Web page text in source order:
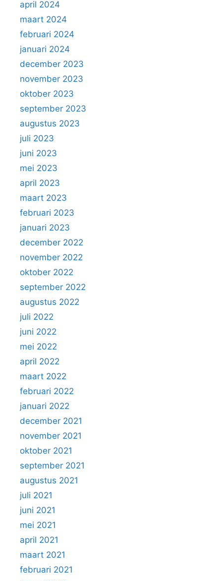
april 2024
maart 2024
februari 2024
januari 2024
december 2023
november 2023
oktober 2023
september 2023
augustus 2023
juli 2023
juni 2023
mei 2023
april 2023
maart 2023
februari 2023
januari 2023
december 2022
november 2022
oktober 2022
september 2022
augustus 2022
juli 2022
juni 2022
mei 2022
april 2022
maart 2022
februari 2022
januari 2022
december 2021
november 2021
oktober 2021
september 2021
augustus 2021
juli 2021
juni 2021
mei 2021
april 2021
maart 2021
februari 2021